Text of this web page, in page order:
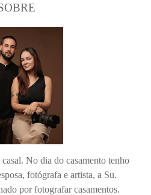
No dia do casamento tenho
fotógrafa e artista, a Su.
por fotografar casamentos.